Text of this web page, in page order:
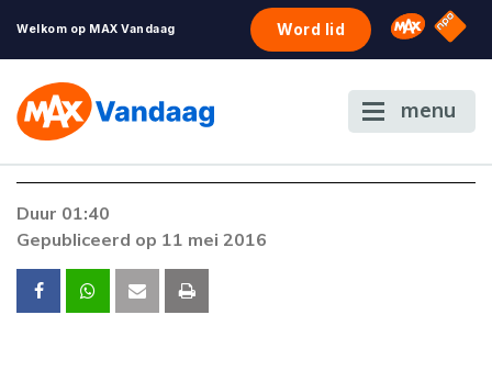
Welkom op MAX Vandaag Word lid Omroep
NPO
menu
Duur 01:40
Gepubliceerd op 11 mei 2016